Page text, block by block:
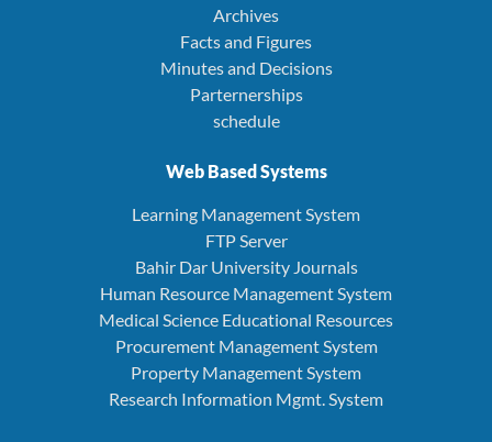
Archives
Facts and Figures
Minutes and Decisions
Parternerships
schedule
Web Based Systems
Learning Management System
FTP Server
Bahir Dar University Journals
Human Resource Management System
Medical Science Educational Resources
Procurement Management System
Property Management System
Research Information Mgmt. System